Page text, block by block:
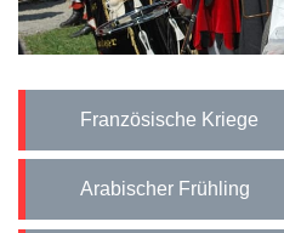
Französische Kriege
Arabischer Frühling